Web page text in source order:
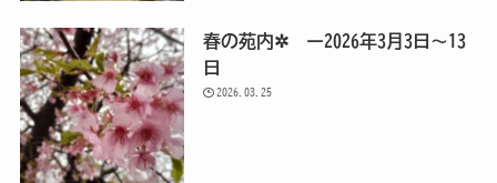
春の苑内✲ ー2026年3月3日～13
日
2026.03.25